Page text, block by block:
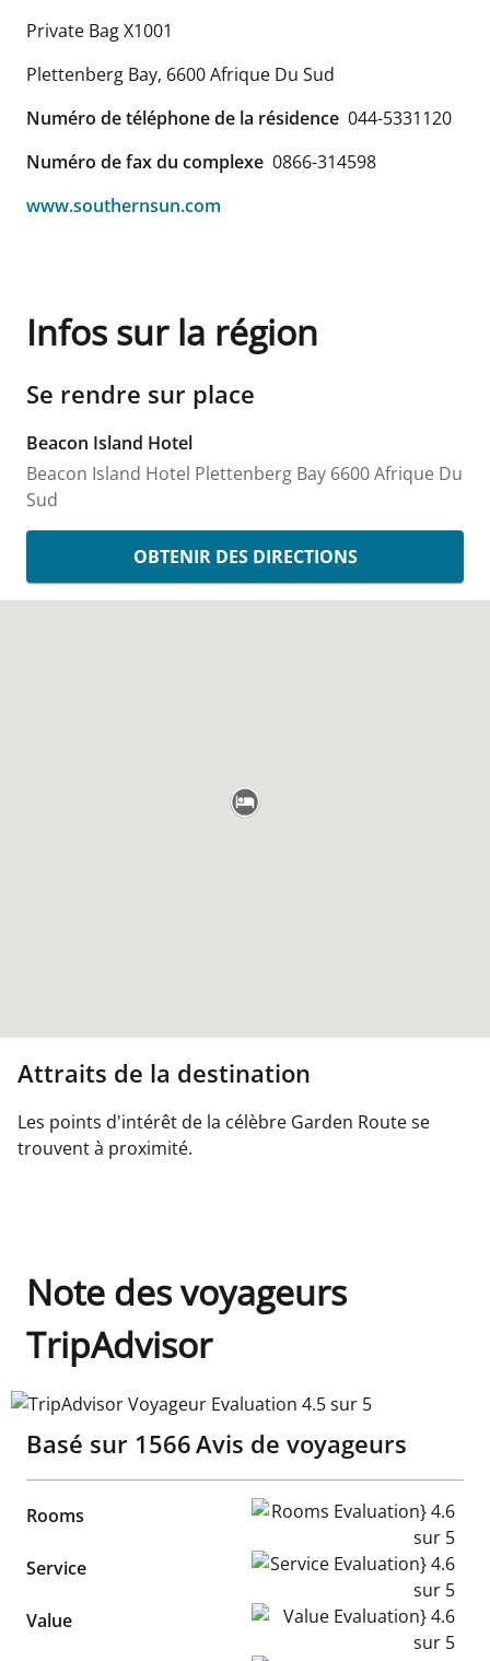
Private Bag X1001
Plettenberg Bay, 6600Afrique Du Sud
Numéro de téléphone de la résidence 044-5331120
Numéro de fax du complexe 0866-314598
www.southernsun.com
Infos sur la région
Se rendre sur place
Beacon Island Hotel
Beacon Island Hotel Plettenberg Bay 6600Afrique Du
Sud
OBTENIR DES DIRECTIONS
Attraits de la destination
Les points d'intérêt de la célèbre Garden Route se
trouvent à proximité.
Note des voyageurs
TripAdvisor
TripAdvisor Voyageur Evaluation 4.5 sur 5
Basé sur 1566Avis de voyageurs
Rooms Rooms Evaluation} 4.6 sur 5
Service Service Evaluation} 4.6 sur 5
Value Value Evaluation} 4.6 sur 5